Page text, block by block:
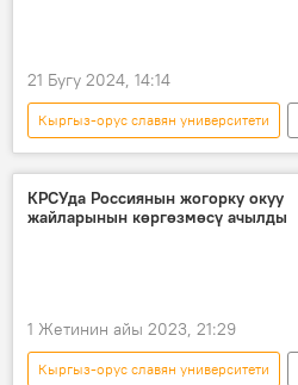
21 Бугу 2024, 14:14
Кыргыз-орус славян университети
Россия
конференция
КРСУда Россиянын жогорку окуу
жайларынын көргөзмөсү ачылды
1 Жетинин айы 2023, 21:29
Кыргыз-орус славян университети